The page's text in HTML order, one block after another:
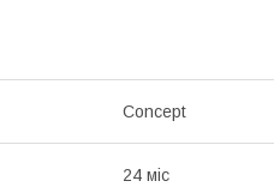
Concept
24 міс